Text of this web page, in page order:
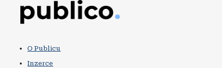
O Publicu
Inzerce